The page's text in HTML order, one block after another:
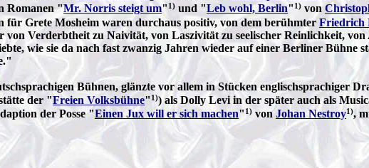
Romanen "Mr. Norris steigt um" 1) und "Leb wohl, Berlin" 1) von
für Grete Mosheim waren durchaus positiv, von dem berühmter Friedrich
von Verderbtheit zu Naivität, von Laszivität zu seelischer Reinlichkeit,
wie sie da nach fast zwanzig Jahren wieder auf einer Berliner Bühne
Bühnen, glänzte vor allem in Stücken englischsprachiger
der "Freien Volksbühne" 1)) als Dolly Levi in der später auch als
der Posse "Einen Jux will er sich machen" 1) von Johan Nestroy1),